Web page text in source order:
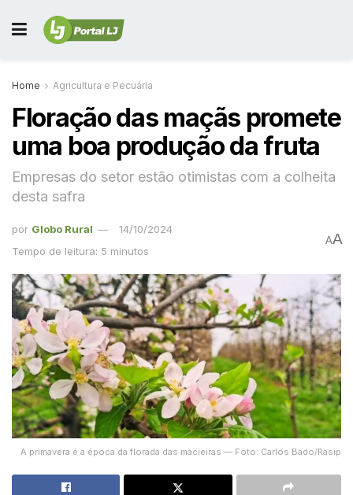
Home Agricultura e Pecuária
Floração das maçãs promete
uma boa produção da fruta
Empresas do setor estão otimistas com a colheita
desta safra
por Globo Rural
14/10/2024
Tempo de leitura: 5 minutos
AA
A primavera é a época da florada das macieiras — Foto: Carlos Bado/Rasip